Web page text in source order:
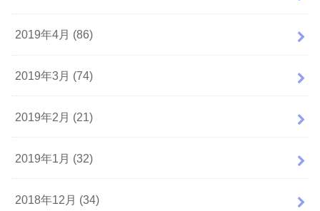
2019年4月 (86)
2019年3月 (74)
2019年2月 (21)
2019年1月 (32)
2018年12月 (34)